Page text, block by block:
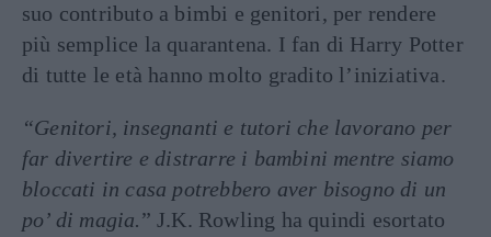
suo contributo a bimbi e genitori, per rendere
più semplice la quarantena. I fan di Harry Potter
di tutte le età hanno molto gradito l’iniziativa.
“Genitori, insegnanti e tutori che lavorano per
far divertire e distrarre i bambini mentre siamo
bloccati in casa potrebbero aver bisogno di un
po’ di magia.” J.K. Rowling ha quindi esortato